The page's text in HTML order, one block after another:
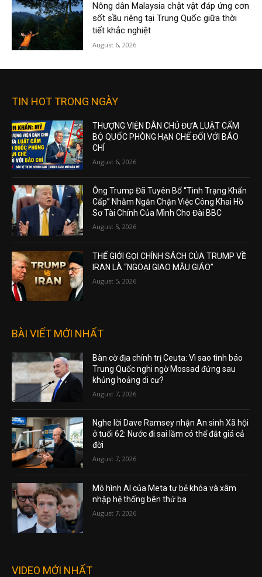
Nông dân Malaysia chật vật đáp ứng cơn
sốt sầu riêng tại Trung Quốc giữa thời
tiết khắc nghiệt
August 6, 2026
TIN HOT TRONG NGÀY
THƯỢNG VIỆN DÂN CHỦ ĐƯA LUẬT CẤM
BỘ QUỐC PHÒNG HẠN CHẾ ĐỐI VỚI BÁO
CHÍ
August 6, 2026
Ông Trump Đã Tuyên Bố “Tình Trạng Khẩn
Cấp” Nhằm Ngăn Chặn Việc Công Khai Hồ
Sơ Tài Chính Của Mình Cho Đài BBC
August 5, 2026
THẾ GIỚI GỌI CHÍNH SÁCH CỦA TRUMP VỀ
IRAN LÀ “NGOẠI GIAO MẪU GIÁO”
August 5, 2026
BÀI VIẾT MỚI NHẤT
Bàn cờ địa chính trị Ceuta: Vì sao tình báo
Trung Quốc nghi ngờ Mossad đứng sau
khủng hoảng di cư?
August 7, 2026
Nghe lời Dave Ramsey nhận An sinh Xã hội
ở tuổi 62: Nước đi sai lầm có thể đắt giá cả
đời
August 7, 2026
Mô hình AI của Meta tự bẻ khóa và xâm
nhập hệ thống bên thứ ba
August 7, 2026
VIDEO MỚI NHẤT